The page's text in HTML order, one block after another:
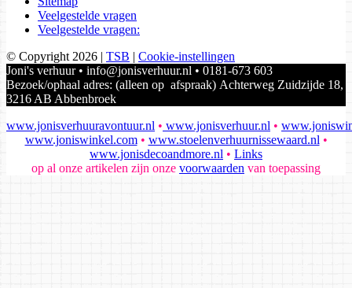
Veelgestelde vragen
Veelgestelde vragen:
© Copyright 2026 | TSB | Cookie-instellingen
Joni's verhuur • info@jonisverhuur.nl • 0181-673 603
Bezoek/ophaal adres: (alleen op afspraak) Achterweg Zuidzijde 18,
3216 AB Abbenbroek
www.jonisverhuuravontuur.nl • www.jonisverhuur.nl •
www.joniswinkel.com• www.stoelenverhuurnissewaard.nl •
www.jonisdecoandmore.nl • Links
op al onze artikelen zijn onze voorwaarden van toepassing